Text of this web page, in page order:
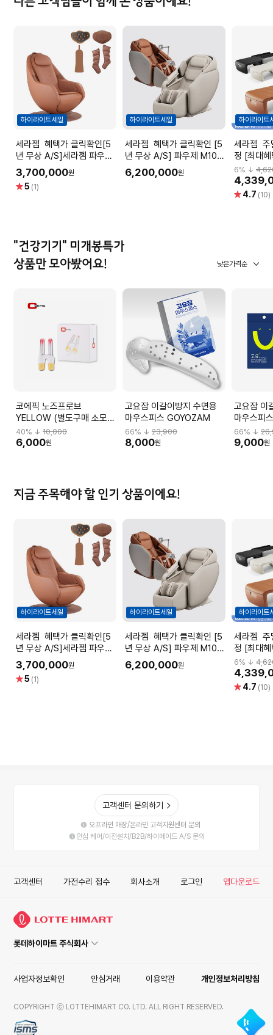
하이라이트세일
세라젬 혜택가 클릭확인[5
년 무상 A/S]세라젬 파우제
M6 안마의자 마사지 휴식가
전
3,700,000원
별5 (1)
하이라이트세일
세라젬 혜택가 클릭확인 [5
년 무상 A/S] 파우제 M10
전신 안마의자
6,200,000원
하이라이트
세라젬 주말반짝한정오픈예
정 [최대
라젬 마스터 V9
추온열 의
6% ↓
별 4.7 (10)
"건강기기" 미개봉특가
상품만 모아봤어요!
낮은가격순
코에픽 노즈프로브
YELLOW (별도구매 소모
품) COEPIC(PROBE)
40% ↓ 10,000
6,000원
고요잠 이갈이방지 수면용
마우스피스 GOYOZAM
66% ↓23,900
8,000원
고요잠 이
마우스피
66% ↓
9,000원
지금 주목해야 할 인기 상품이에요!
하이라이트세일
세라젬 혜택가 클릭확인[5
년 무상 A/S]세라젬 파우제
M6 안마의자 마사지 휴식가
전
3,700,000원
별5 (1)
하이라이트세일
세라젬 혜택가 클릭확인 [5
년 무상 A/S] 파우제 M10
전신 안마의자
6,200,000원
하이라이트
세라젬 주말반짝한정오픈예
정 [최대
라젬 마스터 V9
추온열 의
6% ↓
별 4.7 (10)
고객센터 문의하기
오프라인 매장/온라인 고객지원센터 문의
안심 케어/이전설치/B2B/하이메이드 A/S 문의
고객센터 가전수리 접수 회사소개 로그인 앱다운로드
롯데하이마트 주식회사
사업자정보확인 안심거래 이용약관 개인정보처리방침
COPYRIGHT ⓒ LOTTEHIMART CO. LTD. ALL RIGHT RESERVED.
ISMS